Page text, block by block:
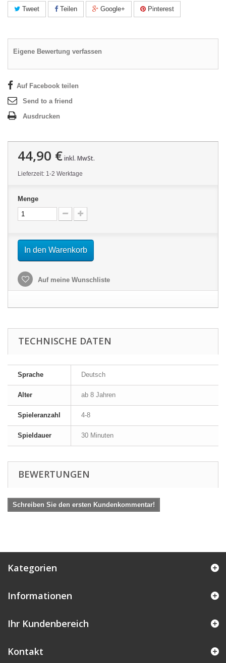
Tweet Teilen Google+ Pinterest
Eigene Bewertung verfassen
Auf Facebook teilen
Send to a friend
Ausdrucken
44,90 €inkl. MwSt.
Lieferzeit: 1-2 Werktage
Menge
In den Warenkorb
Auf meine Wunschliste
TECHNISCHE DATEN
Sprache Deutsch
Alter ab 8 Jahren
Spieleranzahl 4-8
Spieldauer 30 Minuten
BEWERTUNGEN
Schreiben Sie den ersten Kundenkommentar!
Kategorien
Informationen
Ihr Kundenbereich
Kontakt